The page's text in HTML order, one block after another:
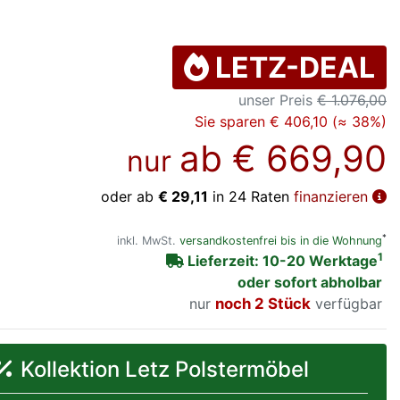
LETZ-DEAL
unser Preis € 1.076,00
Sie sparen € 406,10 (≈ 38%)
nur ab € 669,90
oder ab € 29,11 in 24 Raten finanzieren
inkl. MwSt. versandkostenfrei bis in die Wohnung*
Lieferzeit: 10-20 Werktage1
oder sofort abholbar
nur
noch 2 Stück verfügbar
Kollektion Letz Polstermöbel